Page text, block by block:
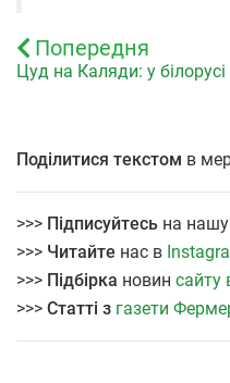
Попередня
Цуд на Каляди: у
Поділитися текстом в
>>> Підписуйтесь на нашу
>>> Читайте нас в
>>> Підбірка новин сайту
>>> Статті з газети